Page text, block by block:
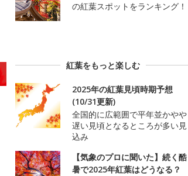
の紅葉スポットをランキング！
紅葉をもっと楽しむ
2025年の紅葉見頃時期予想
(10/31更新)
全国的に広範囲で平年並かやや
遅い見頃となるところが多い見
込み
【気象のプロに聞いた】続く酷
暑で2025年紅葉はどうなる？